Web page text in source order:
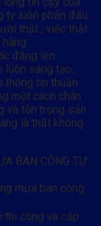
ty luôn phấn đấu
thật , việc thật
đăng lên
luôn sáng tạo,
thông tin thuần
một cách chân
và tôn trọng sản
là thật không
BAN CÔNG TỰ
mưa ban công
công và cấp